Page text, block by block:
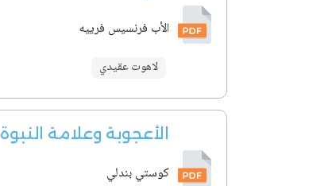
الأب فرنسيس فرييه
لاهوت عقيدي
الأعجوبة وعلامة النبوة
كوستي بندلي